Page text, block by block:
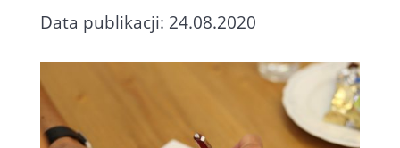
Data publikacji: 24.08.2020